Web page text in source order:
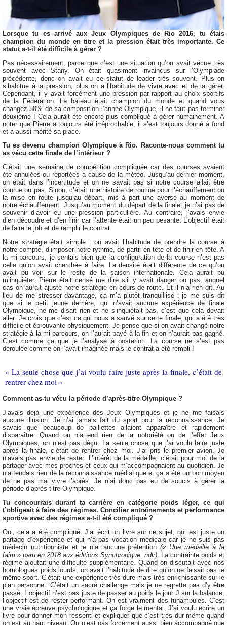
Lorsque tu es arrivé aux Jeux Olympiques de Rio 2016, tu étais
champion du monde en titre et la pression était très importante. Ce
statut a-t-il été difficile à gérer ?
Pas nécessairement, parce que c’est une situation qu’on avait vécue très
souvent avec Stany. On était quasiment invaincus sur l’Olympiade
précédente, donc on avait eu ce statut de leader très souvent. Plus on
s’habitue à la pression, plus on a l’habitude de vivre avec et de la gérer.
Cependant, il y avait forcément une pression par rapport au choix sportifs
de la Fédération. Le bateau était champion du monde et quand vous
changez 50% de sa composition l’année Olympique, il ne faut pas terminer
deuxième ! Cela aurait été encore plus compliqué à gérer humainement. A
noter que Pierre a toujours été irréprochable, il s’est toujours donné à fond
et a aussi mérité sa place.
Tu es devenu champion Olympique à Rio. Raconte-nous comment tu
as vécu cette finale de l’intérieur ?
C’était une semaine de compétition compliquée car des courses avaient
été annulées ou reportées à cause de la météo. Jusqu’au dernier moment,
on était dans l’incertitude et on ne savait pas si notre course allait être
courue ou pas. Sinon, c’était une histoire de routine pour l’échauffement ou
la mise en route jusqu’au départ, mis à part une averse au moment de
notre échauffement. Jusqu’au moment du départ de la finale, je n’ai pas de
souvenir d’avoir eu une pression particulière. Au contraire, j’avais envie
d’en découdre et d’en finir car l’attente était un peu pesante. L’objectif était
de faire le job et de remplir le contrat.
Notre stratégie était simple : on avait l’habitude de prendre la course à
notre compte, d’imposer notre rythme, de partir en tête et de finir en tête. A
la mi-parcours, je sentais bien que la configuration de la course n’est pas
celle qu’on avait cherchée à faire. La densité était différente de ce qu’on
avait pu voir sur le reste de la saison internationale. Cela aurait pu
m’inquiéter. Pierre était censé me dire s’il y avait danger ou pas, auquel
cas on aurait ajusté notre stratégie en cours de route. Et il n’a rien dit. Au
lieu de me stresser davantage, ça m’a plutôt tranquillisé : je me suis dit
que si le petit jeune derrière, qui n’avait aucune expérience de finale
Olympique, ne me disait rien et ne s’inquiétait pas, c’est que cela devait
aller. Je crois que c’est ce qui nous a sauvé sur cette finale, qui a été très
difficile et éprouvante physiquement. Je pense que si on avait changé notre
stratégie à la mi-parcours, on l’aurait payé à la fin et on n’aurait pas gagné.
C’est comme ça que je l’analyse à posteriori. La course ne s’est pas
déroulée comme on l’avait imaginée mais le contrat a été rempli !
« La seule chose que j’ai voulu faire juste après la finale, c’était de
rentrer chez moi »
Comment as-tu vécu la période d’après-titre Olympique ?
J’avais déjà une expérience des Jeux Olympiques et je ne me faisais
aucune illusion. Je n’ai jamais fait du sport pour la reconnaissance. Je
savais que beaucoup de paillettes allaient apparaître et rapidement
disparaître. Quand on n’attend rien de la notoriété ou de l’effet Jeux
Olympiques, on n’est pas déçu. La seule chose que j’ai voulu faire juste
après la finale, c’était de rentrer chez moi. J’ai pris le premier avion. Je
n’avais pas envie de rester. L’intérêt de la médaille, c’était pour moi de la
partager avec mes proches et ceux qui m’accompagnaient au quotidien. Je
n’attendais rien de la reconnaissance médiatique et ça a été un bon moyen
de ne pas mal vivre l’après. Je n’ai donc pas eu de soucis à gérer la
période d’après-titre Olympique.
Tu concourrais durant ta carrière en catégorie poids léger, ce qui
t’obligeait à faire des régimes. Concilier entraînements et performance
sportive avec des régimes a-t-il été compliqué ?
Oui, cela a été compliqué. J’ai écrit un livre sur ce sujet, qui est juste un
partage d’expérience et qui n’a pas vocation médicale car je ne suis pas
médecin nutritionniste et je n’ai aucune prétention(« Une médaille à la
faim » paru en 2018 aux éditions Synchronique, ndlr) . La contrainte poids et
régime ajoutait une difficulté supplémentaire. Quand on discutait avec nos
homologues poids lourds, on avait l’habitude de dire qu’on ne faisait pas le
même sport. C’était une expérience très dure mais très enrichissante sur le
plan personnel. C’était un sacré challenge mais je ne regrette pas d’y être
passé. L’objectif n’est pas juste de passer au poids le jour J sur la balance,
l’objectif est de rester performant. On est vraiment des funambules. C’est
une vraie épreuve psychologique et ça forge le mental. J’ai voulu écrire un
livre pour donner mon ressenti et expliquer que c’est très dur même quand
on est au haut niveau. On n’est pas forcément aussi bien accompagné que